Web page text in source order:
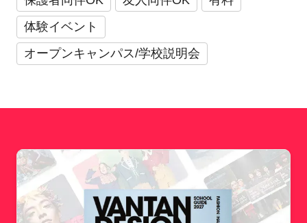
体験イベント
オープンキャンパス/学校説明会